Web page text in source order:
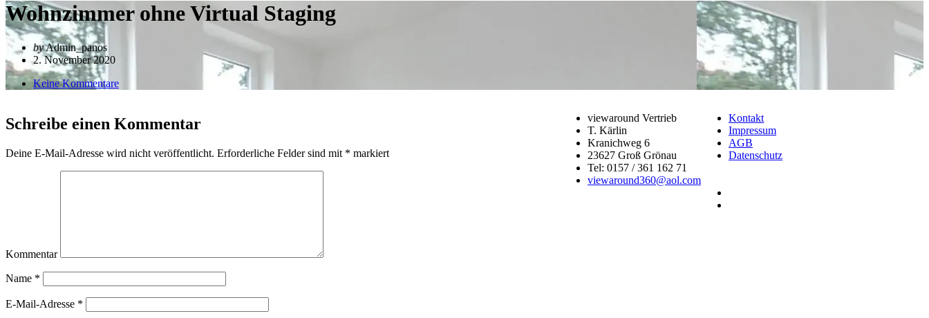
Wohnzimmer ohne Virtual Staging
byAdmin_panos
2. November 2020
Keine Kommentare
Schreibe einen Kommentar
Deine E-Mail-Adresse wird nicht veröffentlicht. Erforderliche Felder sind mit * markiert
Kommentar
Name *
E-Mail-Adresse *
viewaround Vertrieb
T. Kärlin
Kranichweg 6
23627 Groß Grönau
Tel: 0157 / 361 162 71
viewaround360@aol.com
Kontakt
Impressum
AGB
Datenschutz